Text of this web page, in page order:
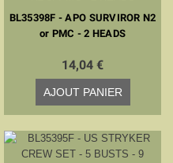
BL35398F - APO SURVIROR N2
or PMC - 2 HEADS
14,04 €
AJOUT PANIER